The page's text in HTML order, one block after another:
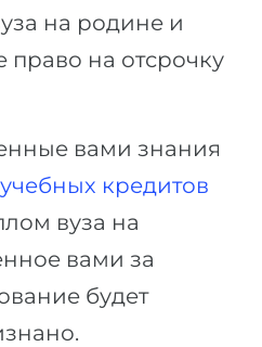
на родине и
право на отсрочку
вами знания
учебных кредитов
вуза на
вами за
будет